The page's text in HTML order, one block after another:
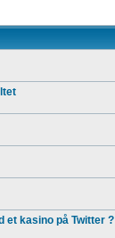
et kasino på Twitter ?